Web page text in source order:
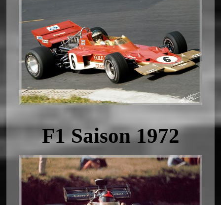
F1 Saison 1972